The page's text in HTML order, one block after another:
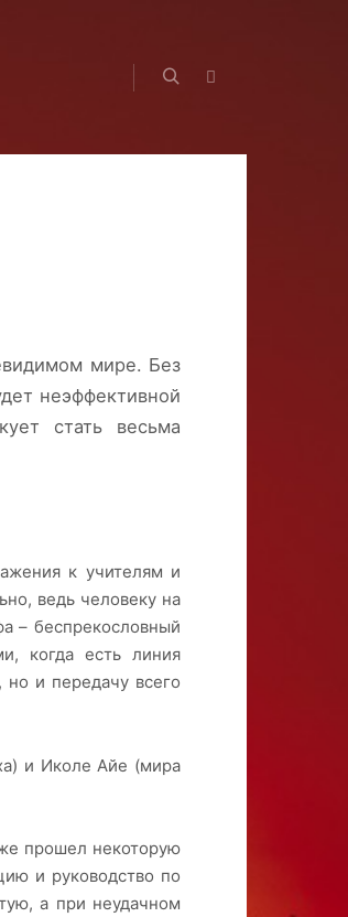
мире. Без
неэффективной
стать весьма
к учителям и
ведь человеку на
– беспрекословный
когда есть линия
но и передачу всего
и Иколе Айе (мира
прошел некоторую
и руководство по
а при неудачном